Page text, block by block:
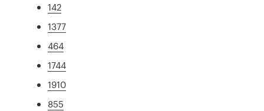
142
1377
464
1744
1910
855